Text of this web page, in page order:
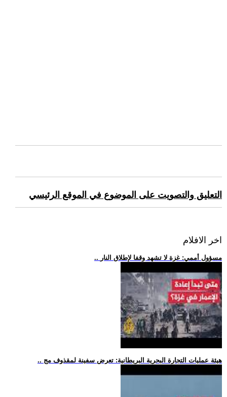
التعليق والتصويت على الموضوع في الموقع الرئيسي
اخر الافلام
.. مسؤول أممي: غزة لا تشهد وقفا لإطلاق النار
.. هيئة عمليات التجارة البحرية البريطانية: تعرض سفينة لمقذوف مج